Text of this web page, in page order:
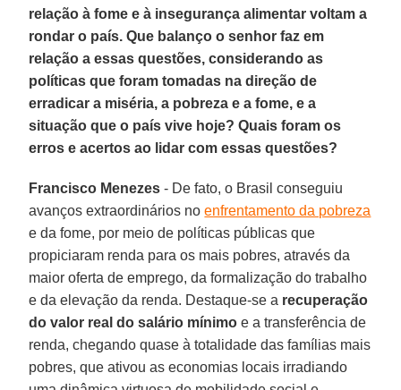
relação à fome e à insegurança alimentar voltam a
rondar o país. Que balanço o senhor faz em
relação a essas questões, considerando as
políticas que foram tomadas na direção de
erradicar a miséria, a pobreza e a fome, e a
situação que o país vive hoje? Quais foram os
erros e acertos ao lidar com essas questões?
Francisco Menezes - De fato, o Brasil conseguiu
avanços extraordinários noenfrentamento da pobreza
e da fome, por meio de políticas públicas que
propiciaram renda para os mais pobres, através da
maior oferta de emprego, da formalização do trabalho
e da elevação da renda. Destaque-se a recuperação
do valor real do salário mínimo e a transferência de
renda, chegando quase à totalidade das famílias mais
pobres, que ativou as economias locais irradiando